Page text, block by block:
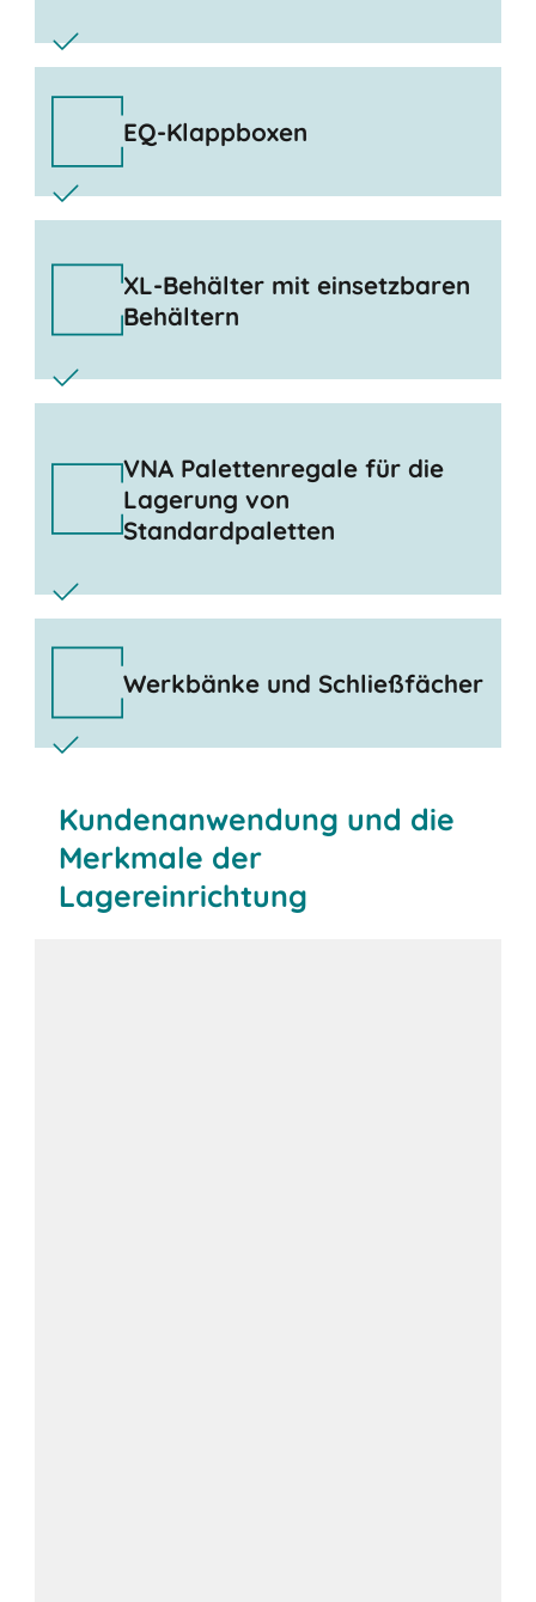
EQ-Klappboxen
XL-Behälter mit einsetzbaren
Behältern
VNA Palettenregale für die
Lagerung von
Standardpaletten
Werkbänke und Schließfächer
Kundenanwendung und die
Merkmale der
Lagereinrichtung